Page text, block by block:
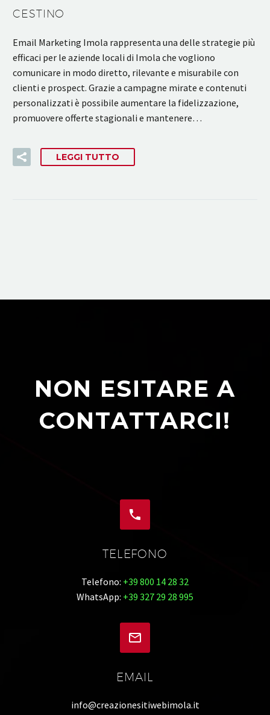
CESTINO
Email Marketing Imola rappresenta una delle strategie più
efficaci per le aziende locali di Imola che vogliono
comunicare in modo diretto, rilevante e misurabile con
clienti e prospect. Grazie a campagne mirate e contenuti
personalizzati è possibile aumentare la fidelizzazione,
promuovere offerte stagionali e mantenere…
LEGGI TUTTO
NON ESITARE A
CONTATTARCI!


TELEFONO
Telefono: +39 800 14 28 32
WhatsApp: +39 327 29 28 995


EMAIL
info@creazionesitiwebimola.it